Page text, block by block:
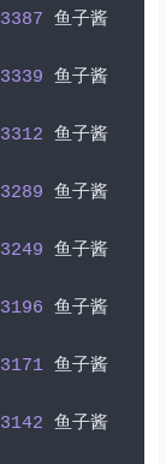
3387 鱼子酱
3339 鱼子酱
3312 鱼子酱
3289 鱼子酱
3249 鱼子酱
3196 鱼子酱
3171 鱼子酱
3142 鱼子酱